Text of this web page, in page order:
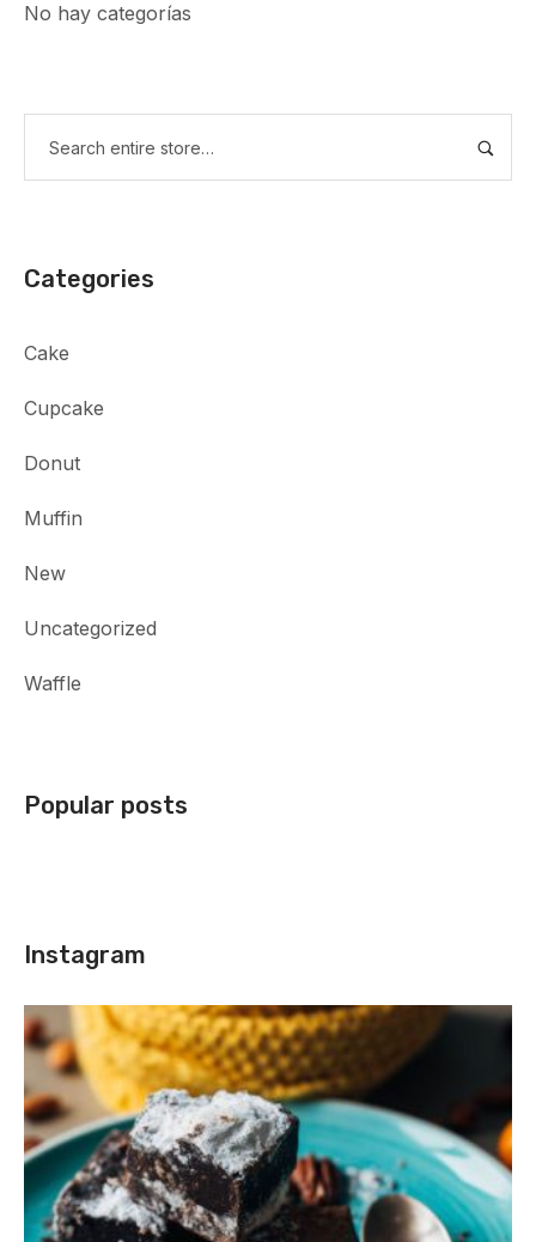
No hay categorías
Categories
Cake
Cupcake
Donut
Muffin
New
Uncategorized
Waffle
Popular posts
Instagram